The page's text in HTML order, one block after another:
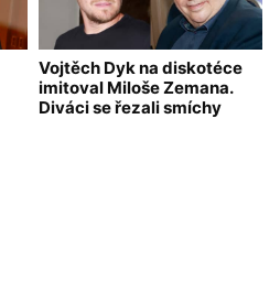
Vojtěch Dyk na diskotéce
imitoval Miloše Zemana.
Diváci se řezali smíchy